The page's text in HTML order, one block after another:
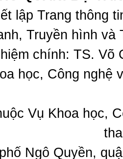
lập Trang thông
Truyền hình
chính: TS.
học, Công nghệ
Vụ Khoa học,
Ngô Quyền,